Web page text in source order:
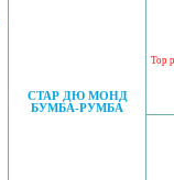
СТАР ДЮ МОНД
БУМБА-РУМБА
Top